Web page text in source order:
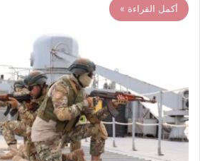
أكمل القراءة »